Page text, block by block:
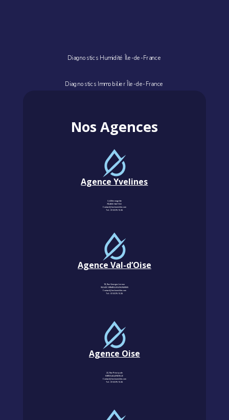
Diagnostics Humidité Île-de-France
Diagnostics Immobilier Île-de-France
Nos Agences
Agence Yvelines
3, Allée magritte
78400 CHATOU
Contact@km-humidite.com
Tel :01 30 76 13 26
Agence Val-d’Oise
18, Rue Georges Leroux
95240 CORMEILLES-EN-PARISIS
Contact@km-humidite.com
Tel :01 30 76 13 26
Agence Oise
22, Rue Principale
60850 LALANDELLE
Contact@km-humidite.com
Tel :01 30 76 13 26